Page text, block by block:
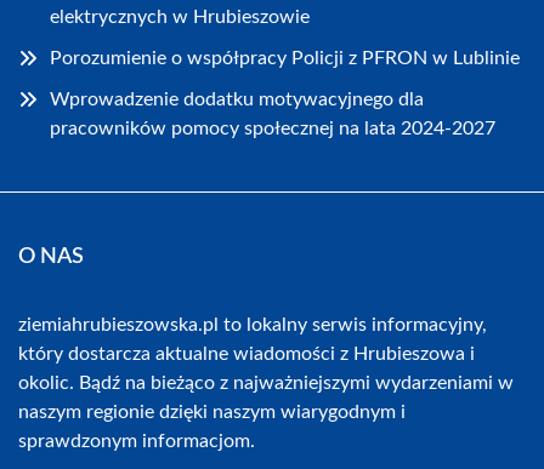
elektrycznych w Hrubieszowie
Porozumienie o współpracy Policji z PFRON w Lublinie
Wprowadzenie dodatku motywacyjnego dla
pracowników pomocy społecznej na lata 2024-2027
O NAS
ziemiahrubieszowska.pl to lokalny serwis informacyjny,
który dostarcza aktualne wiadomości z Hrubieszowa i
okolic. Bądź na bieżąco z najważniejszymi wydarzeniami w
naszym regionie dzięki naszym wiarygodnym i
sprawdzonym informacjom.